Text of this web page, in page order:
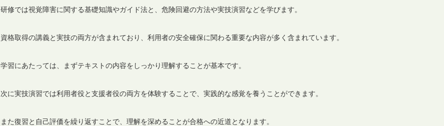
研修では視覚障害に関する基礎知識やガイド法と、危険回避の方法や実技演習などを学びます。
資格取得の講義と実技の両方が含まれており、利用者の安全確保に関わる重要な内容が多く含まれています。
学習にあたっては、まずテキストの内容をしっかり理解することが基本です。
次に実技演習では利用者役と支援者役の両方を体験することで、実践的な感覚を養うことができます。
また復習と自己評価を繰り返すことで、理解を深めることが合格への近道となります。